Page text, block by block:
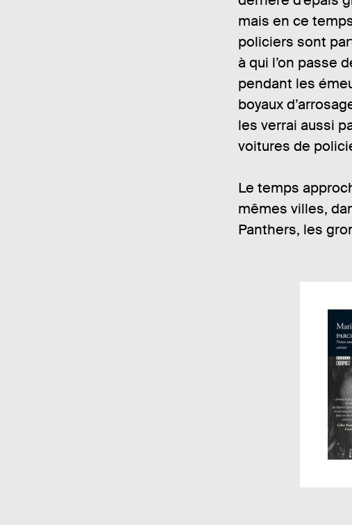
mais en ce
policiers sont
à qui l’on passe
pendant les
boyaux
les verrai aussi
voitures de
Le temps
mêmes villes,
Panthers, les